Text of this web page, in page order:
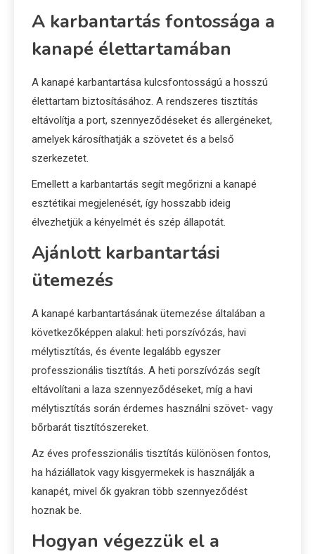
A karbantartás fontossága a
kanapé élettartamában
A kanapé karbantartása kulcsfontosságú a hosszú
élettartam biztosításához. A rendszeres tisztítás
eltávolítja a port, szennyeződéseket és allergéneket,
amelyek károsíthatják a szövetet és a belső
szerkezetet.
Emellett a karbantartás segít megőrizni a kanapé
esztétikai megjelenését, így hosszabb ideig
élvezhetjük a kényelmét és szép állapotát.
Ajánlott karbantartási
ütemezés
A kanapé karbantartásának ütemezése általában a
következőképpen alakul: heti porszívózás, havi
mélytisztítás, és évente legalább egyszer
professzionális tisztítás. A heti porszívózás segít
eltávolítani a laza szennyeződéseket, míg a havi
mélytisztítás során érdemes használni szövet- vagy
bőrbarát tisztítószereket.
Az éves professzionális tisztítás különösen fontos,
ha háziállatok vagy kisgyermekek is használják a
kanapét, mivel ők gyakran több szennyeződést
hoznak be.
Hogyan végezzük el a